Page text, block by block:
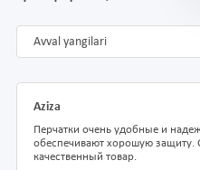
Avval yangilari
Aziza
Перчатки очень удобные и
обеспечивают хорошую защиту.
качественный товар.